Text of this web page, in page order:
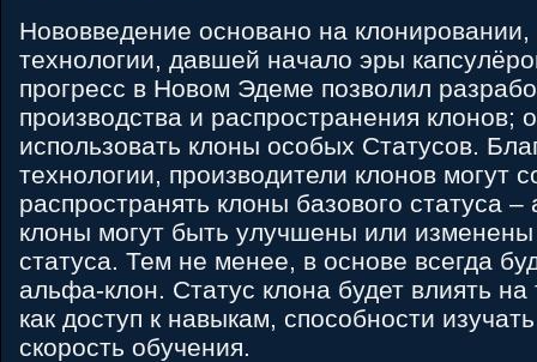
Нововведение основано на
технологии, давшей начало эры
прогресс в Новом Эдеме позволил
производства и распространения клонов;
использовать клоны особых Статусов.
технологии, производители клонов могут
распространять клоны базового статуса
клоны могут быть улучшены или
статуса. Тем не менее, в основе всегда
альфа-клон. Статус клона будет влиять
как доступ к навыкам, способности
скорость обучения.